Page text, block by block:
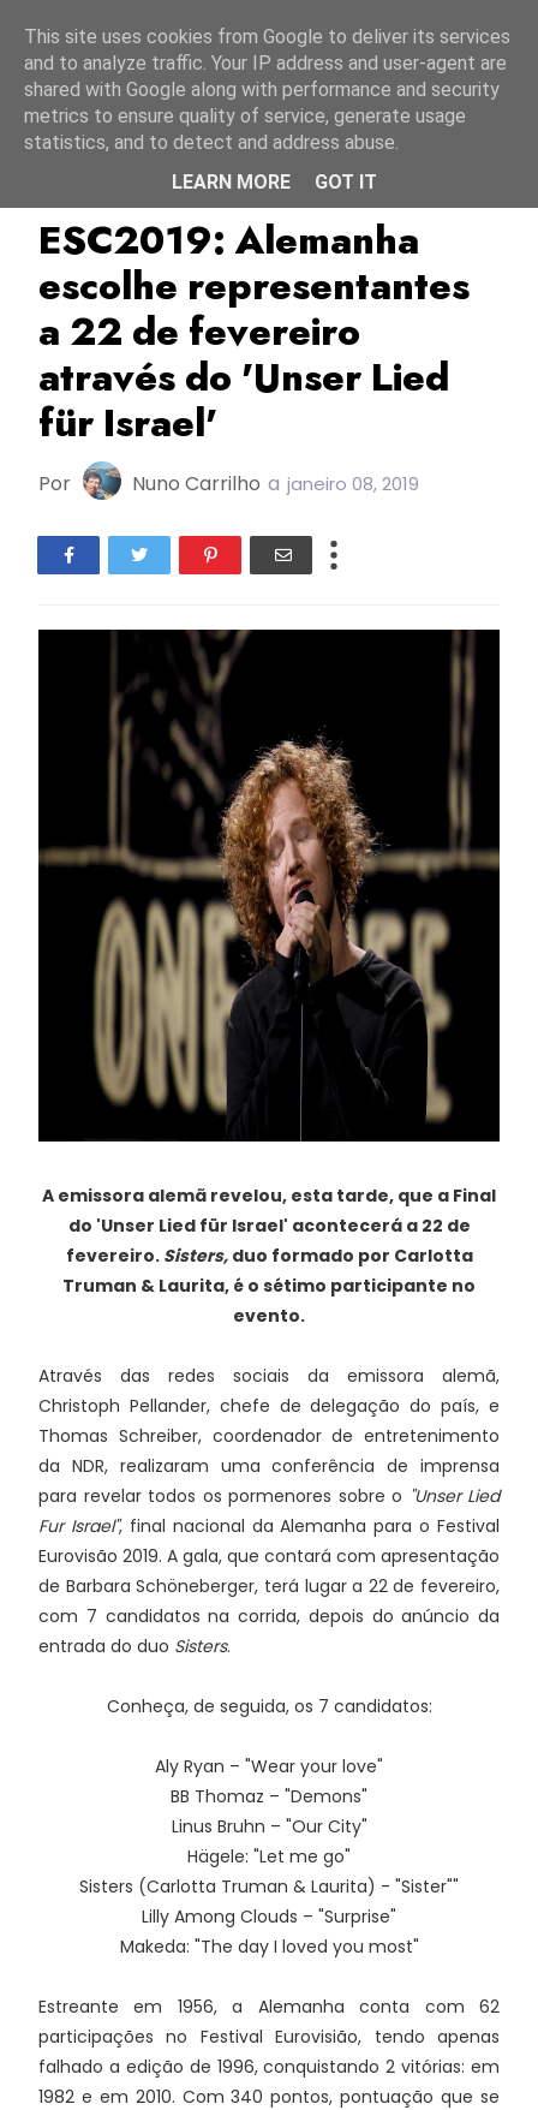
Alemanha ESC2019 NDR
ESC2019: Alemanha
escolhe representantes
a 22 de fevereiro
através do 'Unser Lied
für Israel'
Por Nuno Carrilho a janeiro 08, 2019
A emissora alemã revelou, esta tarde, que a Final
do 'Unser Lied für Israel' acontecerá a 22 de
fevereiro. Sisters, duo formado por Carlotta
Truman & Laurita, é o sétimo participante no
evento.
Através das redes sociais da emissora alemã,
Christoph Pellander, chefe de delegação do país, e
Thomas Schreiber, coordenador de entretenimento
da NDR, realizaram uma conferência de imprensa
para revelar todos os pormenores sobre o "Unser Lied
Fur Israel", final nacional da Alemanha para o Festival
Eurovisão 2019. A gala, que contará com apresentação
de Barbara Schöneberger, terá lugar a 22 de fevereiro,
com 7 candidatos na corrida, depois do anúncio da
entrada do duo Sisters.
Conheça, de seguida, os 7 candidatos:
Aly Ryan – "Wear your love"
BB Thomaz – "Demons"
Linus Bruhn – "Our City"
Hägele: "Let me go"
Sisters (Carlotta Truman & Laurita) - "Sister""
Lilly Among Clouds – "Surprise"
Makeda: "The day I loved you most"
Estreante em 1956, a Alemanha conta com 62
participações no Festival Eurovisião, tendo apenas
falhado a edição de 1996, conquistando 2 vitórias: em
1982 e em 2010. Com 340 pontos, pontuação que se
This site uses cookies from Google to deliver its services
and to analyze traffic. Your IP address and user-agent are
shared with Google along with performance and security
metrics to ensure quality of service, generate usage
statistics, and to detect and address abuse.
LEARN MORE
GOT IT